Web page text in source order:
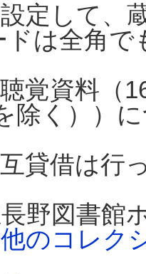
定して、
は全角
覚資料（
除く））
貸借は行
野図書館
のコレク